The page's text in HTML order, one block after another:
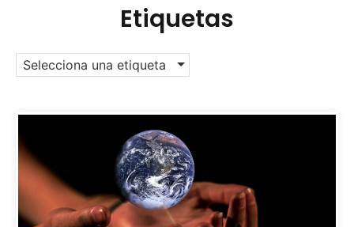
Etiquetas
Selecciona una etiqueta